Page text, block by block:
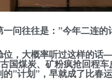
问往往是：”今年二连的
位，大概率听过这样的
国煤炭、矿粉疯抢回程
的”计划”，早就成了比春